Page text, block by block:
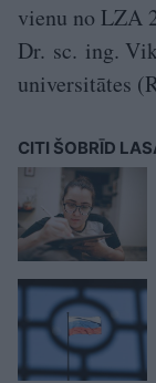
vienu no LZA
Dr. sc. ing.
universitātes
CITI ŠOBRĪD